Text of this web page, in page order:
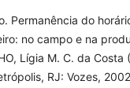
Permanência do
no campo e na
Lígia M. C. da
RJ: Vozes,